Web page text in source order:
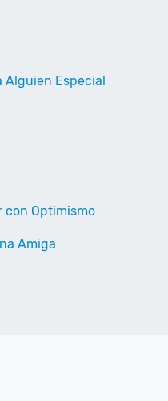
Alguien Especial
con Optimismo
Amiga